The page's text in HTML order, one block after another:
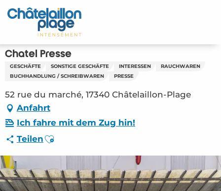
Aller
au
principal
Startseite - DE
Entdecken Sie
Aktivitäten
Zu leben
Treffpunkt
Ihr Aufenthalt - DE
ORG – Chatel Presse (Châtelaillon-Plage)
#2808227
Chatel Presse
GESCHÄFTE SONSTIGE GESCHÄFTE INTERESSEN
RAUCHWAREN
BUCHHANDLUNG / SCHREIBWAREN
PRESSE
52 rue du marché, 17340 Châtelaillon-Plage
Anfahrt
Ich fahre mit dem Zug hin!
Teilen Ajouter aux favoris